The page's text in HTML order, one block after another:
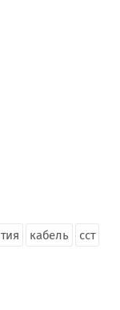
кабель
сст